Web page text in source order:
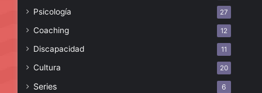
Psicología 27
Coaching 12
Discapacidad 11
Cultura 20
Series 6